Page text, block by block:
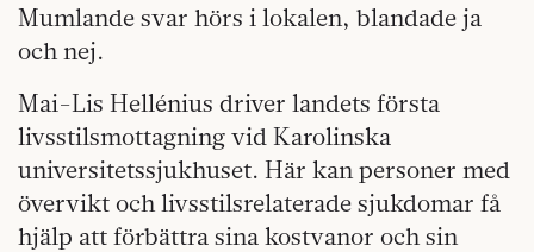
Mumlande svar hörs i lokalen, blandade ja
och nej.
Mai-Lis Hellénius driver landets första
livsstilsmottagning vid Karolinska
universitetssjukhuset. Här kan personer med
övervikt och livsstilsrelaterade sjukdomar få
hjälp att förbättra sina kostvanor och sin